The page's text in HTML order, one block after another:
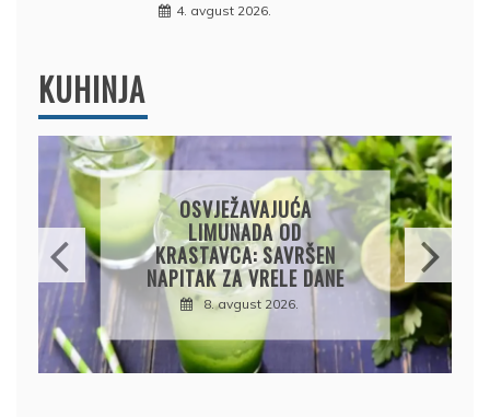
4. avgust 2026.
KUHINJA
KROMPIRUŠA IZLIVAČA:
JEDNOSTAVNA PITA BEZ
KORA, HRSKAVA I
UKUSNA
8. avgust 2026.